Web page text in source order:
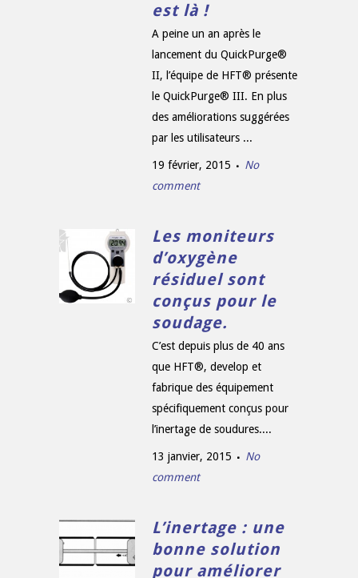
est là !
A peine un an après le
lancement du QuickPurge®
II, l’équipe de HFT® présente
le QuickPurge® III. En plus
des améliorations suggérées
par les utilisateurs ...
19 février, 2015
No
comment
Les moniteurs
d’oxygène
résiduel sont
conçus pour le
soudage.
C’est depuis plus de 40 ans
que HFT®, develop et
fabrique des équipement
spécifiquement conçus pour
l’inertage de soudures....
13 janvier, 2015
No
comment
L’inertage : une
bonne solution
pour améliorer